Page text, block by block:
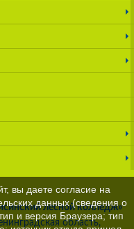
лесной колледж»
область,
вы даете согласие на
данных (сведения о
и версия Браузера; тип